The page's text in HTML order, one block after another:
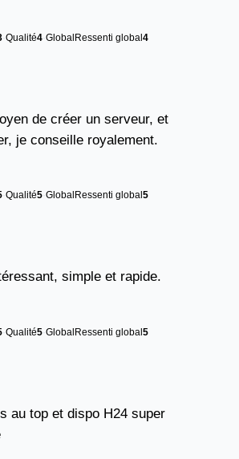
Qualité4 GlobalRessenti global4
de créer un serveur, et
je conseille royalement.
Qualité5 Global Ressenti global 5
simple et rapide.
Qualité5 Global Ressenti global 5
au top et dispo H24 super